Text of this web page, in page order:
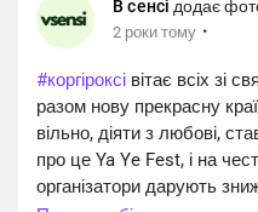
В сенсі додає
2 роки тому ·
#коргіроксі вітає всіх зі
разом нову прекрасну
вільно, діяти з любові,
про це Ya Ye Fest, і на
організатори дарують